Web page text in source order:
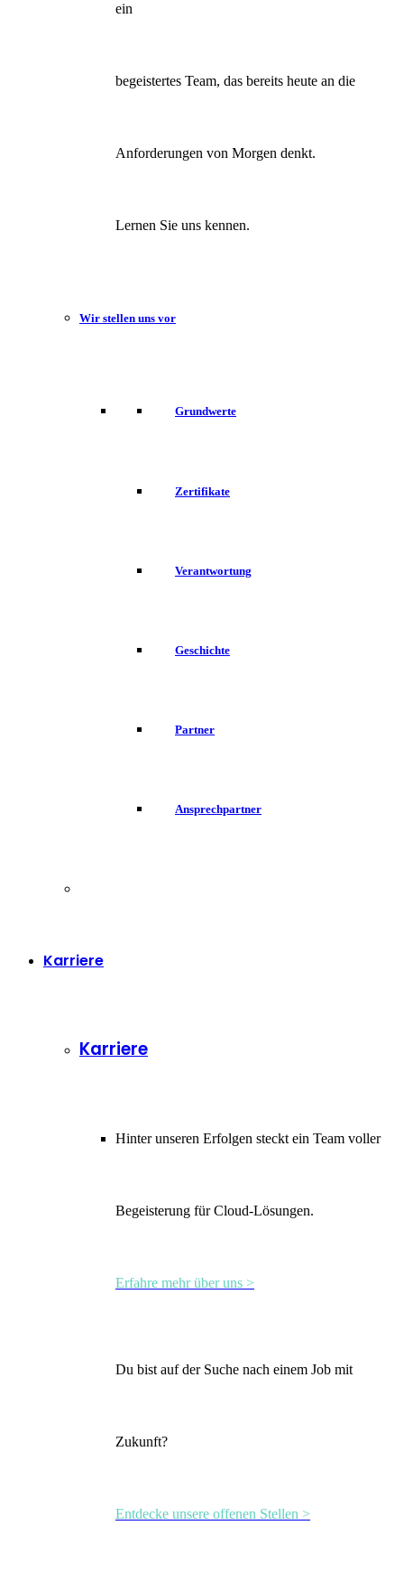
ein
begeistertes Team, das bereits heute an die
Anforderungen von Morgen denkt.
Lernen Sie uns kennen.
Wir stellen uns vor
Grundwerte
Zertifikate
Verantwortung
Geschichte
Partner
Ansprechpartner
Karriere
Karriere
Hinter unseren Erfolgen steckt ein Team voller
Begeisterung für Cloud-Lösungen.
Erfahre mehr über uns >
Du bist auf der Suche nach einem Job mit
Zukunft?
Entdecke unsere offenen Stellen >